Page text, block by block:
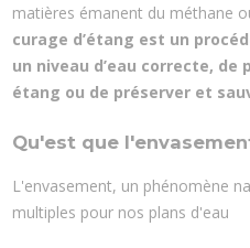
matières émanent du méthane
curage d’étang est un
un niveau d’eau correcte,
étang ou de préserver et
Qu'est que
L'envasement, un phénomène
multiples pour nos plans d'eau